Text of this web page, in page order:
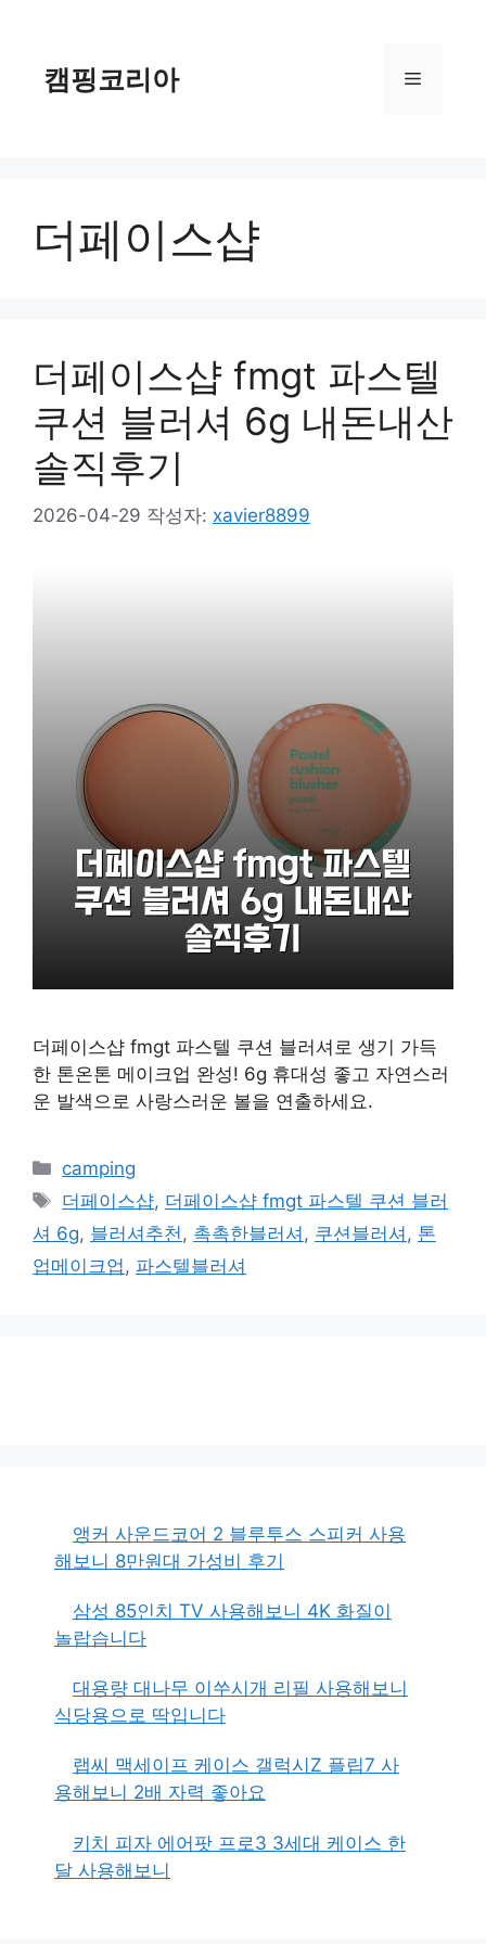
캠핑코리아 메
더페이스샵
더페이스샵 fmgt 파스텔
쿠션 블러셔 6g 내돈내산
솔직후기
2026-04-29 작성자: xavier8899
더페이스샵 fmgt 파스텔 쿠션 블러셔로 생기 가득
한 톤온톤 메이크업 완성! 6g 휴대성 좋고 자연스러
운 발색으로 사랑스러운 볼을 연출하세요.
카
테
고
리
camping
태
그
더페이스샵, 더페이스샵 fmgt 파스텔 쿠션 블러
셔 6g, 블러셔추천 , 촉촉한블러셔 , 쿠션블러셔 , 톤
업메이크업 , 파스텔블러셔
앵커 사운드코어 2 블루투스 스피커 사용
해보니 8만원대 가성비 후기
삼성 85인치 TV 사용해보니 4K 화질이
놀랍습니다
대용량 대나무 이쑤시개 리필 사용해보니
식당용으로 딱입니다
랩씨 맥세이프 케이스 갤럭시Z 플립7 사
용해보니 2배 자력 좋아요
키치 피자 에어팟 프로3 3세대 케이스 한
달 사용해보니